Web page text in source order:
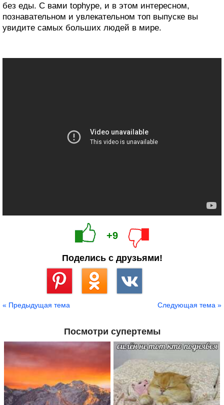
без еды. С вами tophype, и в этом интересном,
познавательном и увлекательном топ выпуске вы
увидите самых больших людей в мире.
+9
Поделись с друзьями!
« Предыдущая тема Следующая тема »
Посмотри супертемы